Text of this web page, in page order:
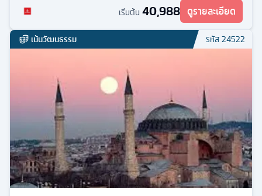
เริ่มต้น 40,988 ดูรายละเอียด
เน้นวัฒนธรรม รหัส24522